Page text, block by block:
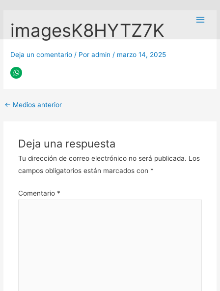
contenido
imagesK8HYTZ7K
Deja un comentario / Poradmin/ marzo 14, 2025
entradas
← Medios anterior
Deja una respuesta
Tu dirección de correo electrónico no será publicada. Los
campos obligatorios están marcados con *
Comentario *